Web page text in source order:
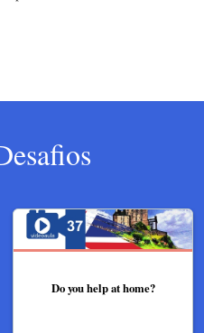
Do you help at home?